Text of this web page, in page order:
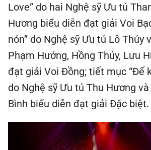
Love” do hai Nghệ sỹ Ưu tú
Hương biểu diễn đạt giải Voi
nón” do Nghệ sỹ Ưu tú Lô Thúy
Phạm Hướng, Hồng Thúy, Lưu
đạt giải Voi Đồng; tiết mục “Đế
do Nghệ sỹ Ưu tú Thu Hương
Bình biểu diễn đạt giải Đặc biệt.